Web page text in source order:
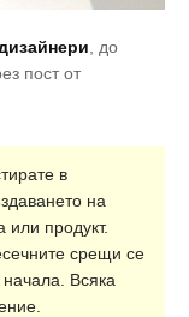
, до
пост от
в
на
продукт.
срещи се
Всяка